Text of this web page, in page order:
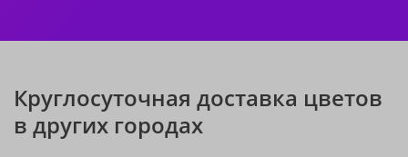
Круглосуточная доставка цветов
в других городах